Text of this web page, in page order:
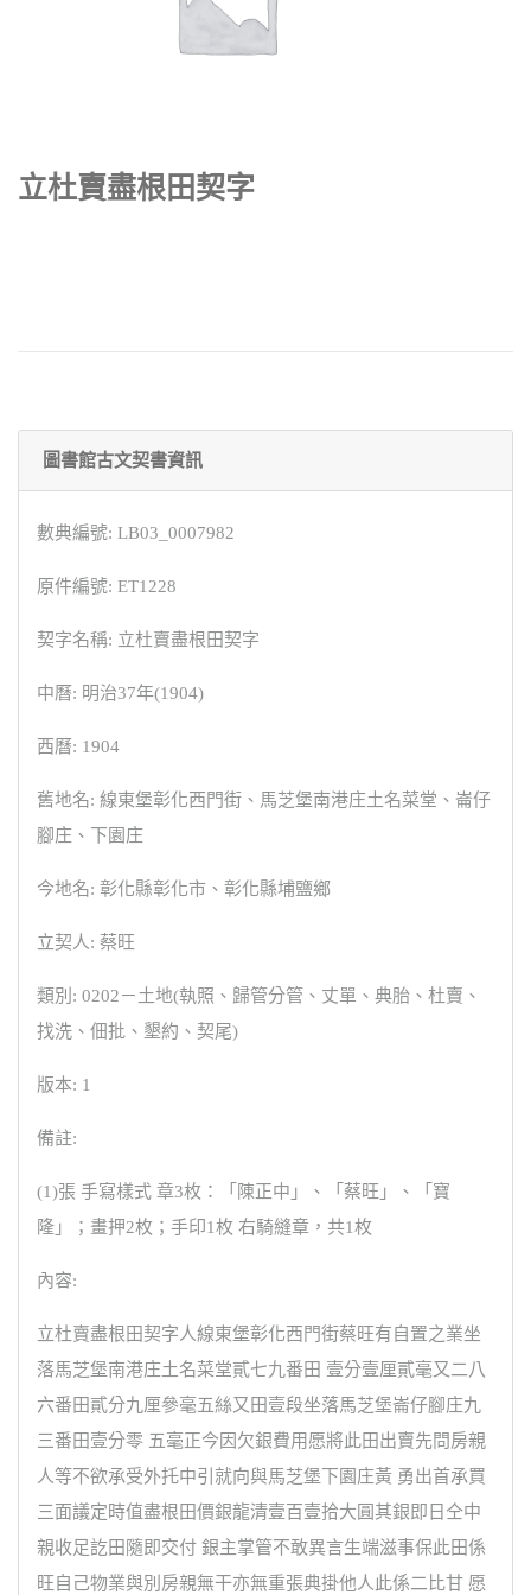
立杜賣盡根田契字
圖書館古文契書資訊
數典編號: LB03_0007982
原件編號: ET1228
契字名稱: 立杜賣盡根田契字
中曆: 明治37年(1904)
西曆: 1904
舊地名: 線東堡彰化西門街、馬芝堡南港庄土名菜堂、崙仔
腳庄、下園庄
今地名: 彰化縣彰化市、彰化縣埔鹽鄉
立契人: 蔡旺
類別: 0202－土地(執照、歸管分管、丈單、典胎、杜賣、
找洗、佃批、墾約、契尾)
版本: 1
備註:
(1)張 手寫樣式 章3枚：「陳正中」、「蔡旺」、「寶
隆」；畫押2枚；手印1枚 右騎縫章，共1枚
內容:
立杜賣盡根田契字人線東堡彰化西門街蔡旺有自置之業坐
落馬芝堡南港庄土名菜堂貳七九番田 壹分壹厘貳毫又二八
六番田貳分九厘參毫五絲又田壹段坐落馬芝堡崙仔腳庄九
三番田壹分零 五毫正今因欠銀費用愿將此田出賣先問房親
人等不欲承受外托中引就向與馬芝堡下園庄黃 勇出首承買
三面議定時值盡根田價銀龍清壹百壹拾大圓其銀即日仝中
親收足訖田隨即交付 銀主掌管不敢異言生端滋事保此田係
旺自己物業與別房親無干亦無重張典掛他人此係二比甘 愿